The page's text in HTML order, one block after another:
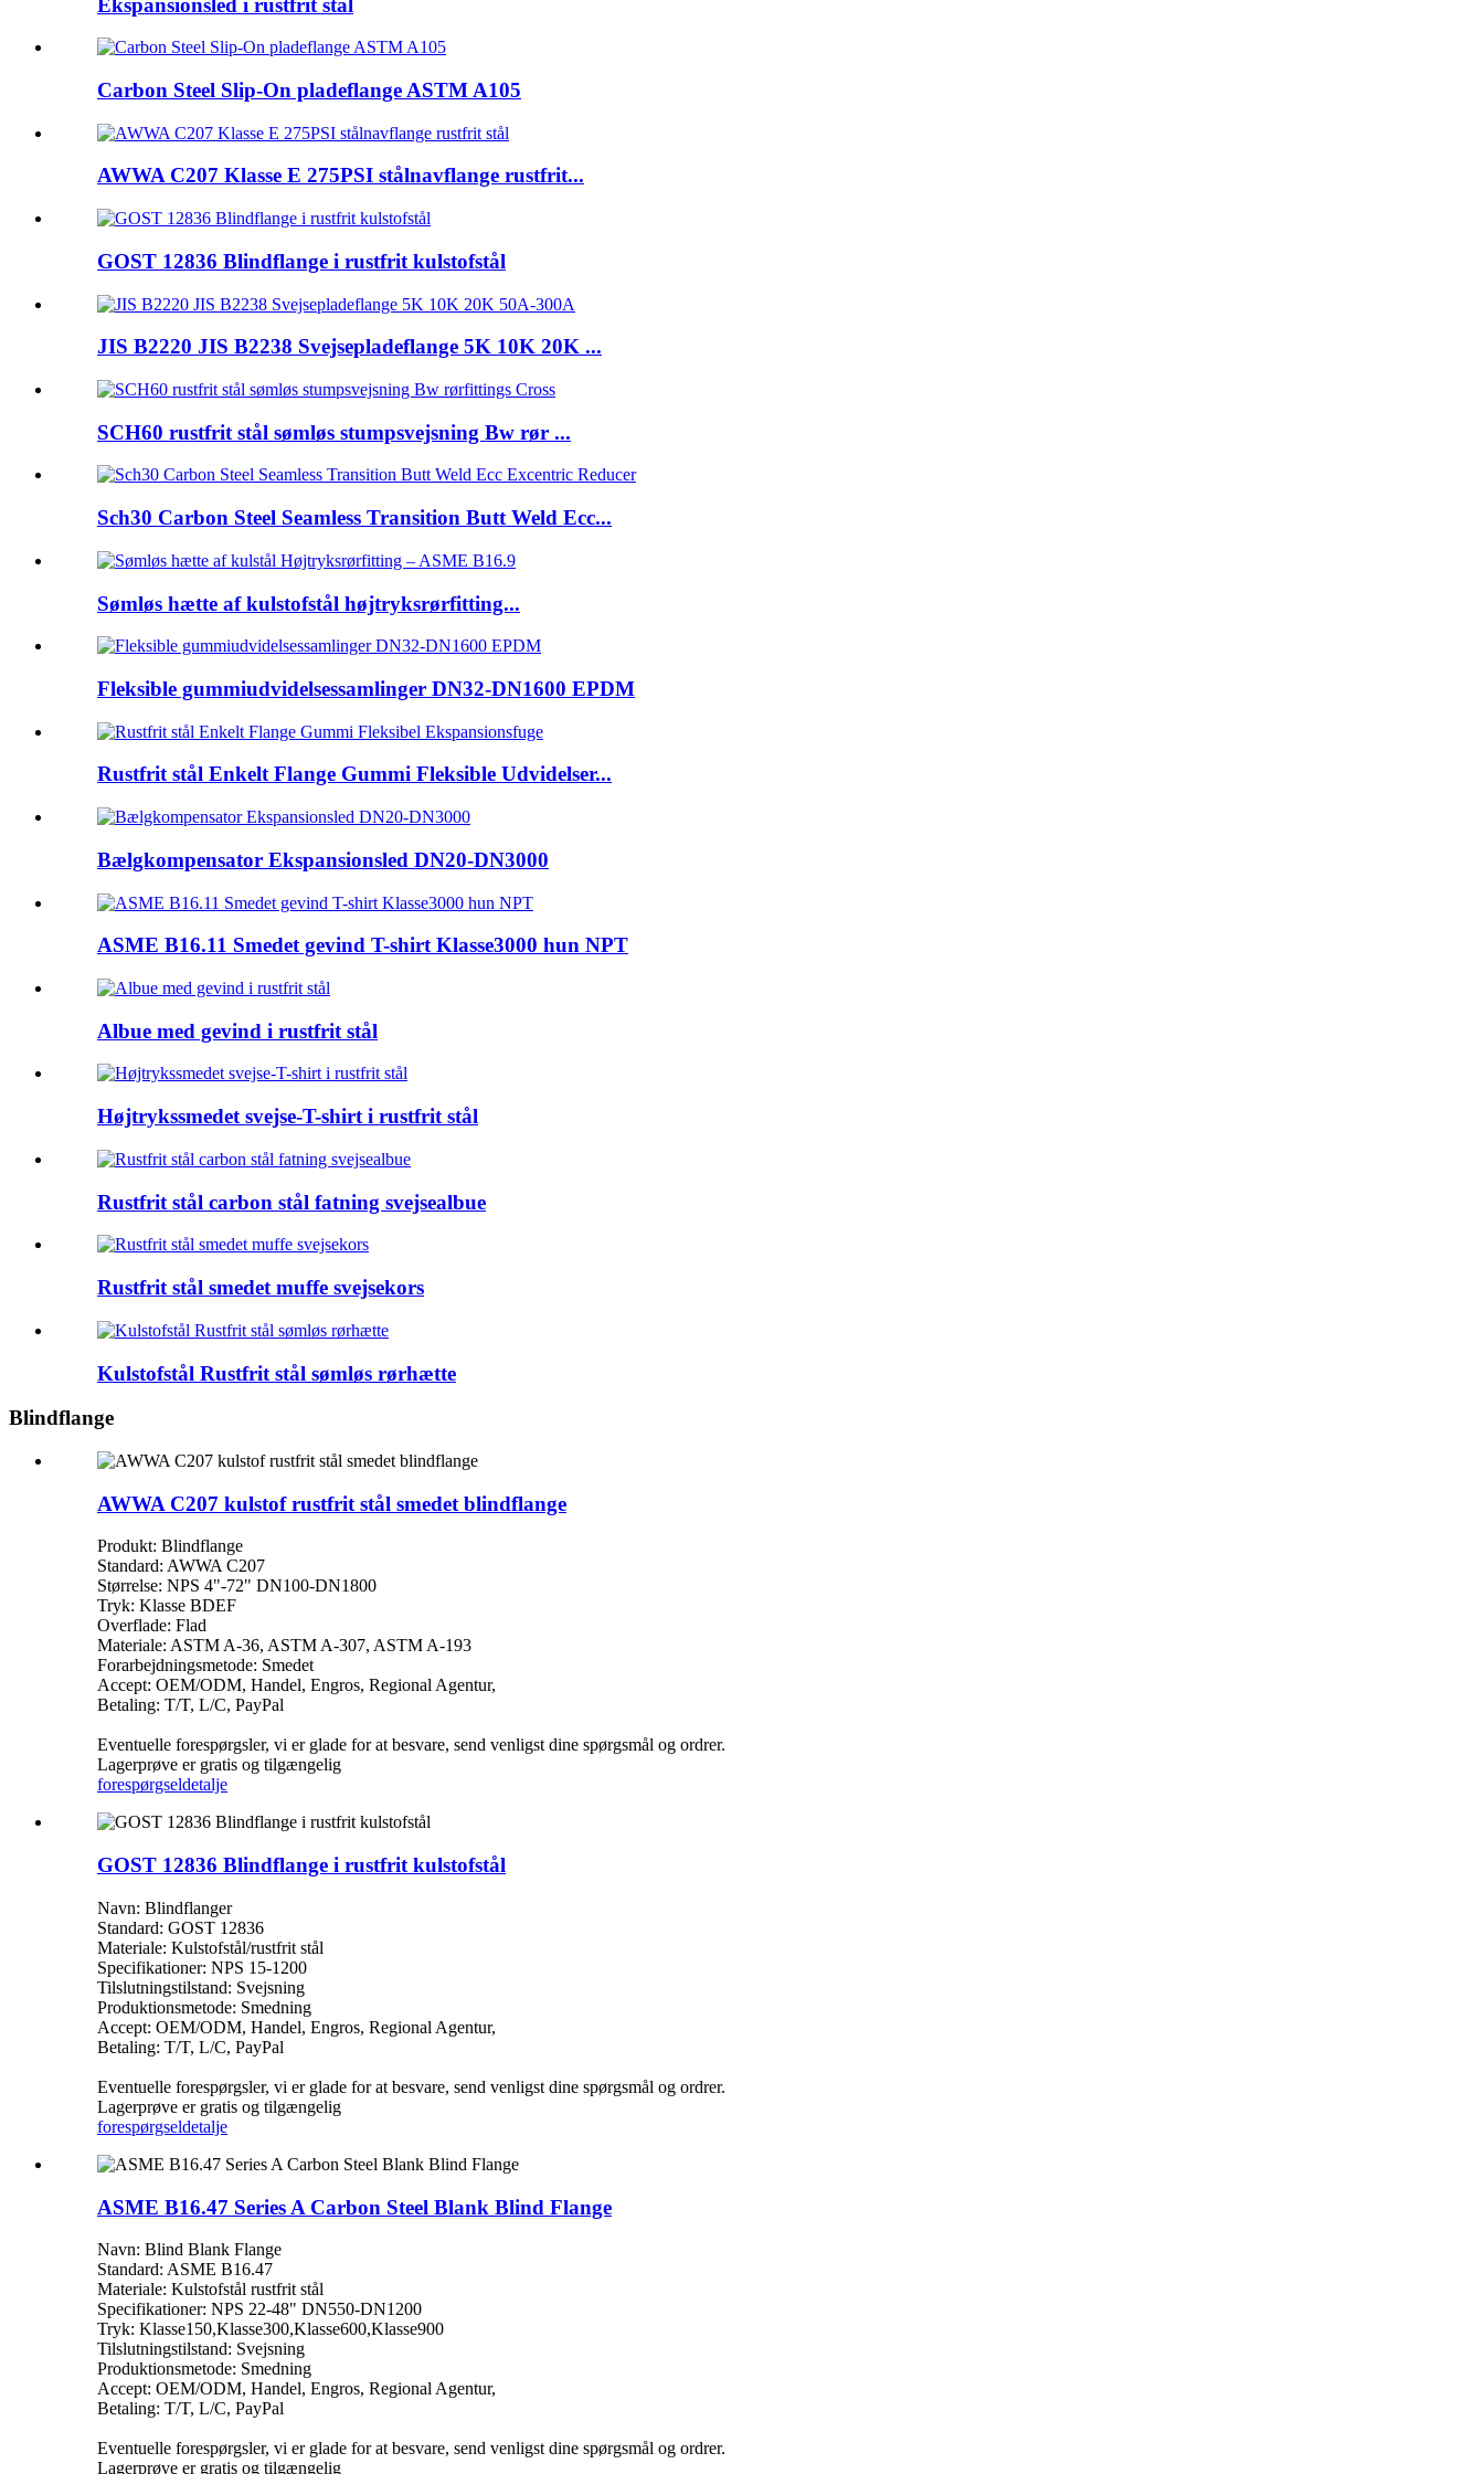
Carbon Steel Slip-On pladeflange ASTM A105
AWWA C207 Klasse E 275PSI stålnavflange rustfrit...
GOST 12836 Blindflange i rustfrit kulstofstål
JIS B2220 JIS B2238 Svejsepladeflange 5K 10K 20K ...
SCH60 rustfrit stål sømløs stumpsvejsning Bw rør ...
Sch30 Carbon Steel Seamless Transition Butt Weld Ecc...
Sømløs hætte af kulstofstål højtryksrørfitting...
Fleksible gummiudvidelsessamlinger DN32-DN1600 EPDM
Rustfrit stål Enkelt Flange Gummi Fleksible Udvidelser...
Bælgkompensator Ekspansionsled DN20-DN3000
ASME B16.11 Smedet gevind T-shirt Klasse3000 hun NPT
Albue med gevind i rustfrit stål
Højtrykssmedet svejse-T-shirt i rustfrit stål
Rustfrit stål carbon stål fatning svejsealbue
Rustfrit stål smedet muffe svejsekors
Kulstofstål Rustfrit stål sømløs rørhætte
Blindflange
AWWA C207 kulstof rustfrit stål smedet blindflange
Produkt: Blindflange
Standard: AWWA C207
Størrelse: NPS 4"-72" DN100-DN1800
Tryk: Klasse BDEF
Overflade: Flad
Materiale: ASTM A-36, ASTM A-307, ASTM A-193
Forarbejdningsmetode: Smedet
Accept: OEM/ODM, Handel, Engros, Regional Agentur,
Betaling: T/T, L/C, PayPal
Eventuelle forespørgsler, vi er glade for at besvare, send venligst dine spørgsmål og ordrer.
Lagerprøve er gratis og tilgængelig
forespørgseldetalje
GOST 12836 Blindflange i rustfrit kulstofstål
Navn: Blindflanger
Standard: GOST 12836
Materiale: Kulstofstål/rustfrit stål
Specifikationer: NPS 15-1200
Tilslutningstilstand: Svejsning
Produktionsmetode: Smedning
Accept: OEM/ODM, Handel, Engros, Regional Agentur,
Betaling: T/T, L/C, PayPal
Eventuelle forespørgsler, vi er glade for at besvare, send venligst dine spørgsmål og ordrer.
Lagerprøve er gratis og tilgængelig
forespørgseldetalje
ASME B16.47 Series A Carbon Steel Blank Blind Flange
Navn: Blind Blank Flange
Standard: ASME B16.47
Materiale: Kulstofstål rustfrit stål
Specifikationer: NPS 22-48" DN550-DN1200
Tryk: Klasse150,Klasse300,Klasse600,Klasse900
Tilslutningstilstand: Svejsning
Produktionsmetode: Smedning
Accept: OEM/ODM, Handel, Engros, Regional Agentur,
Betaling: T/T, L/C, PayPal
Eventuelle forespørgsler, vi er glade for at besvare, send venligst dine spørgsmål og ordrer.
Lagerprøve er gratis og tilgængelig